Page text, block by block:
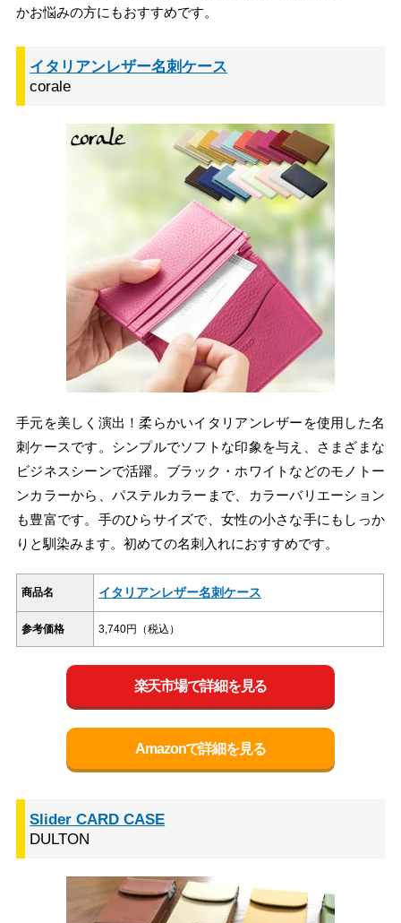
かお悩みの方にもおすすめです。
イタリアンレザー名刺ケース
corale
手元を美しく演出！柔らかいイタリアンレザーを使用した名
刺ケースです。シンプルでソフトな印象を与え、さまざまな
ビジネスシーンで活躍。ブラック・ホワイトなどのモノトー
ンカラーから、パステルカラーまで、カラーバリエーション
も豊富です。手のひらサイズで、女性の小さな手にもしっか
りと馴染みます。初めての名刺入れにおすすめです。
商品名 イタリアンレザー名刺ケース
参考価格 3,740円（税込）
楽天市場で詳細を見る
Amazonで詳細を見る
Slider CARD CASE
DULTON